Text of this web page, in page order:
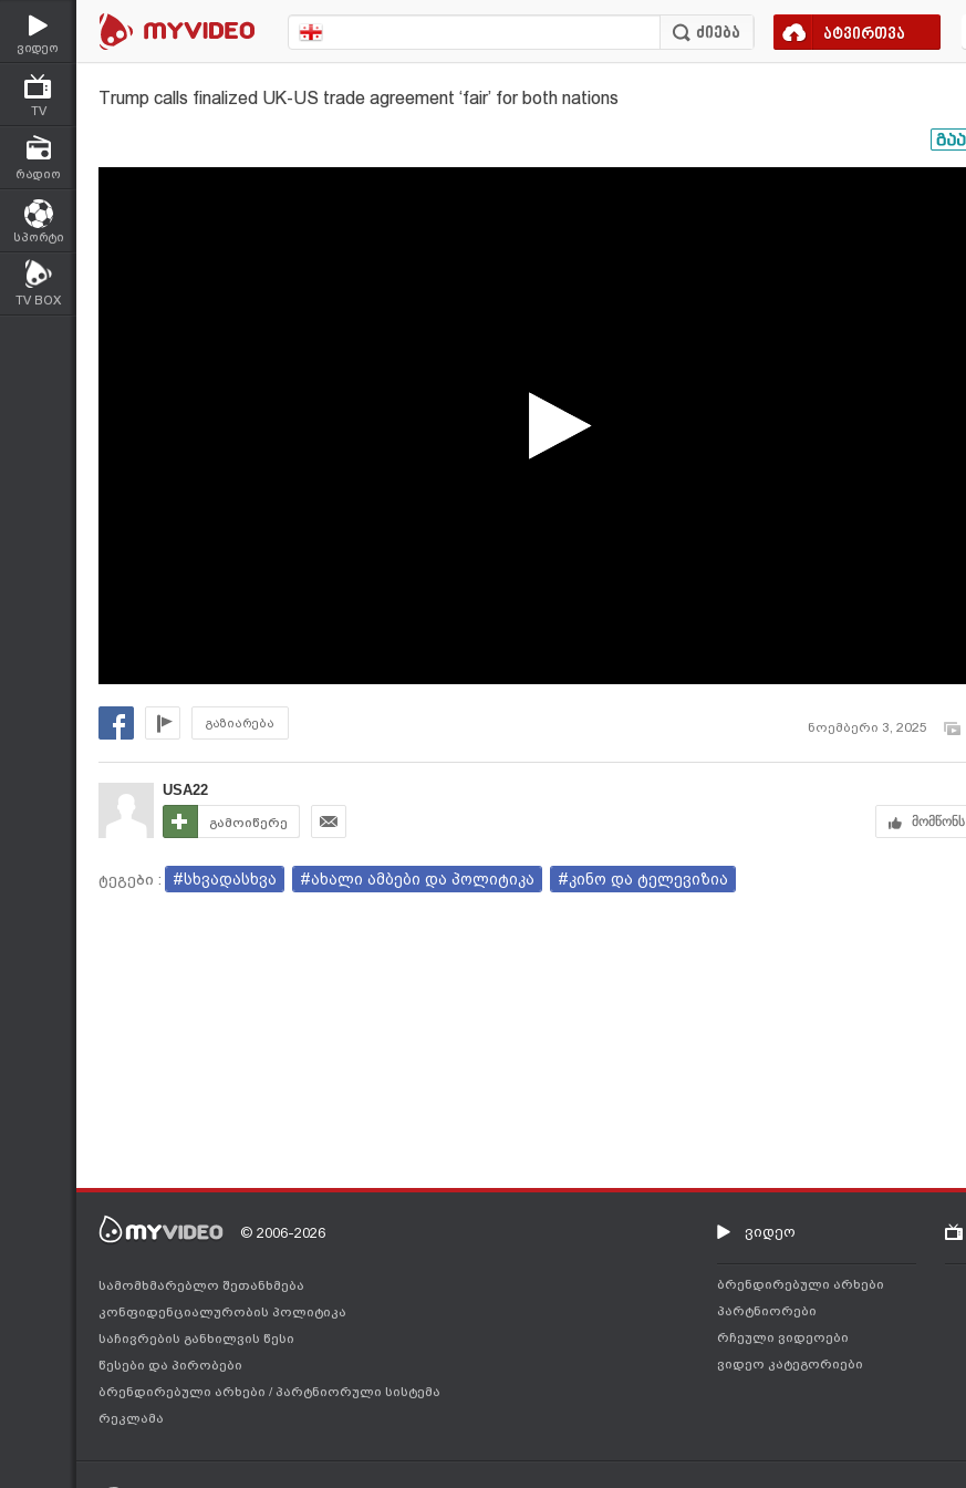
ვიდეო
TV
რადიო
სპორტი
TV BOX
ატვირთვა
Trump calls finalized UK-US trade agreement ‘fair’ for both nations
გაზიარება ნოემბერი 3, 2025
USA22
გამოიწერე მომწონს
ტეგები : #სხვადასხვა #ახალი ამბები და პოლიტიკა #კინო და ტელევიზია
© 2006-2026
სამომხმარებლო შეთანხმება
კონფიდენციალურობის პოლიტიკა
საჩივრების განხილვის წესი
წესები და პირობები
ბრენდირებული არხები / პარტნიორული სისტემა
რეკლამა
ვიდეო
ბრენდირებული არხები
პარტნიორები
რჩეული ვიდეოები
ვიდეო კატეგორიები